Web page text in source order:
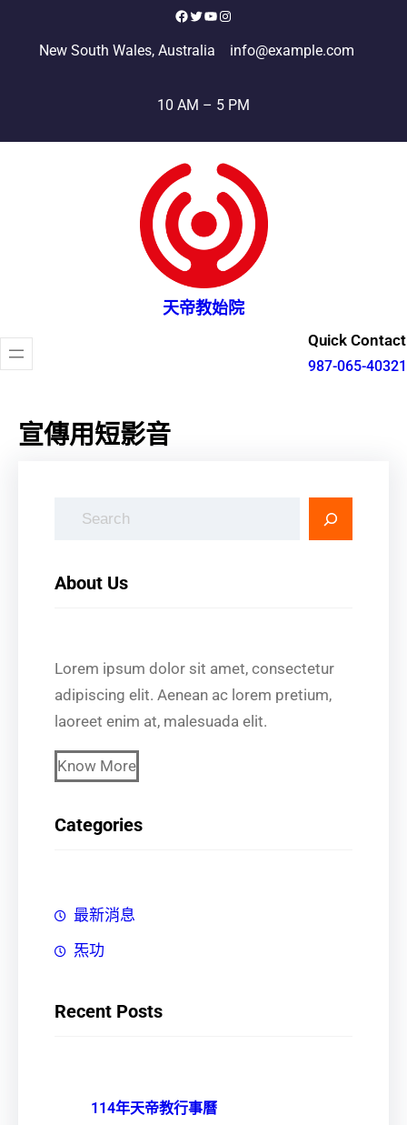
容
Facebook
X YouTube
Instagram
New South Wales, Australia info@example.com
10 AM – 5 PM
天帝教始院
Quick Contact
987-065-40321
宣傳用短影音
About Us
Lorem ipsum dolor sit amet, consectetur
adipiscing elit. Aenean ac lorem pretium,
laoreet enim at, malesuada elit.
Know More
Categories
最新消息
炁功
Recent Posts
114年天帝教行事曆